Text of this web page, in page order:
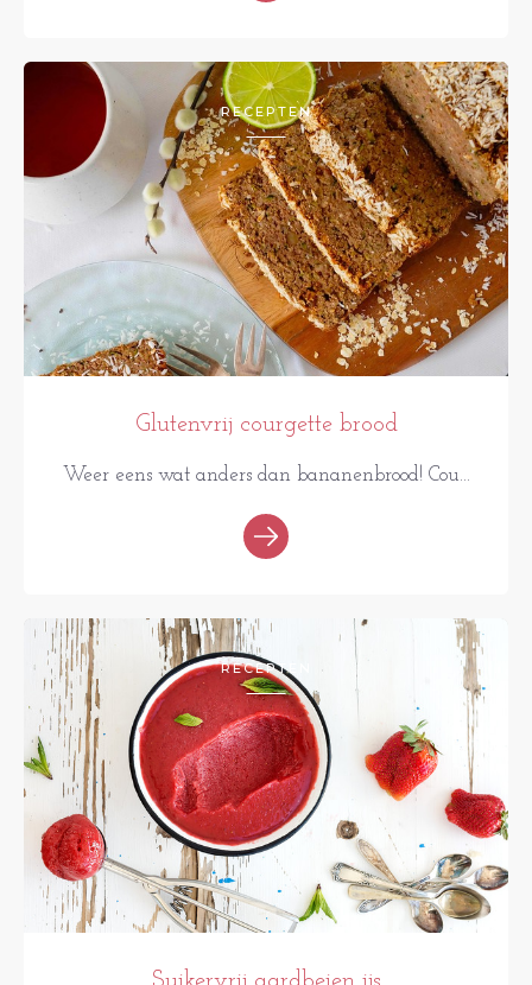
RECEPTEN
Glutenvrij courgette brood
Weer eens wat anders dan bananenbrood! Cou...
RECEPTEN